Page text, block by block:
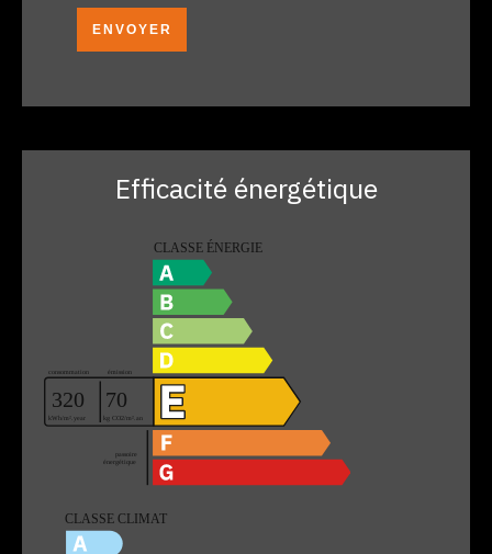
ENVOYER
Efficacité énergétique